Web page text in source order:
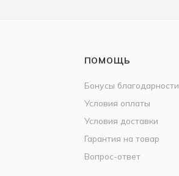
ПОМОЩЬ
Бонусы благодарности
Условия оплаты
Условия доставки
Гарантия на товар
Вопрос-ответ